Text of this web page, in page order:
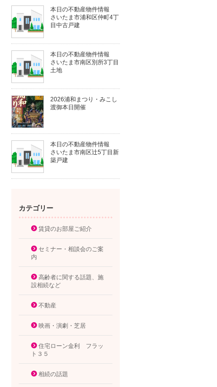
本日の不動産物件情報
さいたま市浦和区仲町4丁
目中古戸建
本日の不動産物件情報
さいたま市南区別所3丁目
土地
2026浦和まつり・みこし
渡御本日開催
本日の不動産物件情報
さいたま市南区辻5丁目新
築戸建
カテゴリー
賃貸のお部屋ご紹介
セミナー・相談会のご案
内
高齢者に関する話題、施
設相続など
不動産
映画・演劇・芝居
住宅ローン金利 フラッ
ト３５
相続の話題